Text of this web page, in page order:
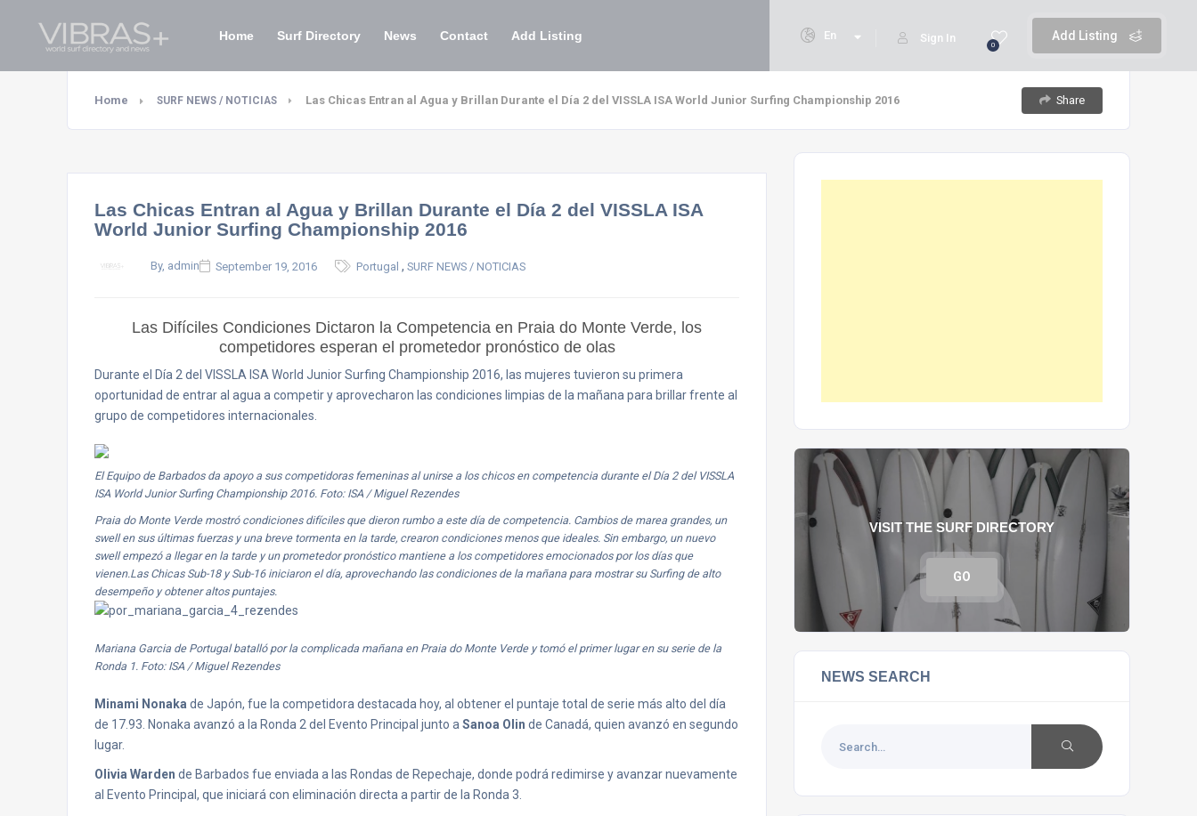
Add Listing
0
Sign In
En
Home Surf Directory News Contact Add Listing
Home SURF NEWS / NOTICIAS Las Chicas Entran al Agua y Brillan Durante el Día 2 del VISSLA ISA World Junior Surfing Championship 2016 Share
Las Chicas Entran al Agua y Brillan Durante el Día 2 del VISSLA ISA
World Junior Surfing Championship 2016
By, admin September 19, 2016 Portugal , SURF NEWS / NOTICIAS
Las Difíciles Condiciones Dictaron la Competencia en Praia do Monte Verde, los
competidores esperan el prometedor pronóstico de olas
Durante el Día 2 del VISSLA ISA World Junior Surfing Championship 2016, las mujeres tuvieron su primera
oportunidad de entrar al agua a competir y aprovecharon las condiciones limpias de la mañana para brillar frente al
grupo de competidores internacionales.
El Equipo de Barbados da apoyo a sus competidoras femeninas al unirse a los chicos en competencia durante el Día 2 del VISSLA
ISA World Junior Surfing Championship 2016. Foto: ISA / Miguel Rezendes
Praia do Monte Verde mostró condiciones difíciles que dieron rumbo a este día de competencia. Cambios de marea grandes, un
swell en sus últimas fuerzas y una breve tormenta en la tarde, crearon condiciones menos que ideales. Sin embargo, un nuevo
swell empezó a llegar en la tarde y un prometedor pronóstico mantiene a los competidores emocionados por los días que
vienen.Las Chicas Sub-18 y Sub-16 iniciaron el día, aprovechando las condiciones de la mañana para mostrar su Surfing de alto
desempeño y obtener altos puntajes.
Mariana Garcia de Portugal batalló por la complicada mañana en Praia do Monte Verde y tomó el primer lugar en su serie de la
Ronda 1. Foto: ISA / Miguel Rezendes
Minami Nonaka de Japón, fue la competidora destacada hoy, al obtener el puntaje total de serie más alto del día
de 17.93. Nonaka avanzó a la Ronda 2 del Evento Principal junto a Sanoa Olin de Canadá, quien avanzó en segundo
lugar.
Olivia Warden de Barbados fue enviada a las Rondas de Repechaje, donde podrá redimirse y avanzar nuevamente
al Evento Principal, que iniciará con eliminación directa a partir de la Ronda 3.
VISIT THE SURF DIRECTORY
GO
NEWS SEARCH